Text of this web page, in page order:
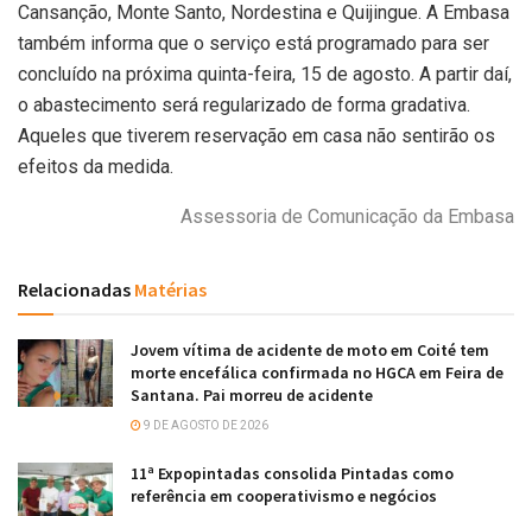
Cansanção, Monte Santo, Nordestina e Quijingue. A Embasa
também informa que o serviço está programado para ser
concluído na próxima quinta-feira, 15 de agosto. A partir daí,
o abastecimento será regularizado de forma gradativa.
Aqueles que tiverem reservação em casa não sentirão os
efeitos da medida.
Assessoria de Comunicação da Embasa
Relacionadas Matérias
Jovem vítima de acidente de moto em Coité tem
morte encefálica confirmada no HGCA em Feira de
Santana. Pai morreu de acidente
9 DE AGOSTO DE 2026
11ª Expopintadas consolida Pintadas como
referência em cooperativismo e negócios